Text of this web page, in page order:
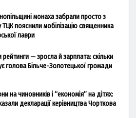
монаха забрали просто з
ТЦК пояснили мобілізацію священника
лаври
рейтинги — зросла й зарплата: скільки
голова Більче-Золотецької громади
на чиновників і “економія” на дітях:
декларації керівництва Чорткова